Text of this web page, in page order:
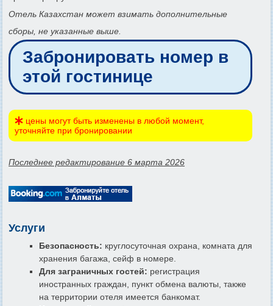
Отель Казахстан может взимать дополнительные
сборы, не указанные выше.
Забронировать номер в
этой гостинице
цены могут быть изменены в любой момент,
уточняйте при бронировании
Последнее редактирование 6 марта 2026
Услуги
Безопасность: круглосуточная охрана, комната для
хранения багажа, сейф в номере.
Для заграничных гостей: регистрация
иностранных граждан, пункт обмена валюты, также
на территории отеля имеется банкомат.